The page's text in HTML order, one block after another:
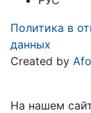
Политика в
данных
Created by
На нашем